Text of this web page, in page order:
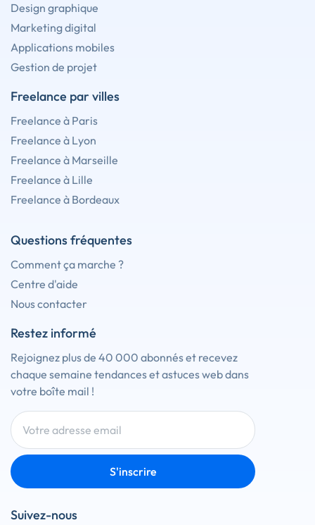
Design graphique
Marketing digital
Applications mobiles
Gestion de projet
Freelance par villes
Freelance à Paris
Freelance à Lyon
Freelance à Marseille
Freelance à Lille
Freelance à Bordeaux
Questions fréquentes
Comment ça marche ?
Centre d'aide
Nous contacter
Restez informé
Rejoignez plus de 40 000 abonnés et recevez
chaque semaine tendances et astuces web dans
votre boîte mail !
S'inscrire
Suivez-nous